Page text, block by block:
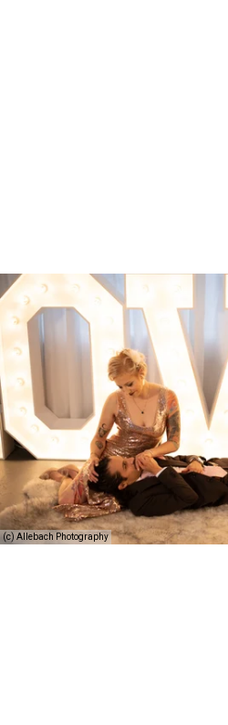
(c) Allebach Photography